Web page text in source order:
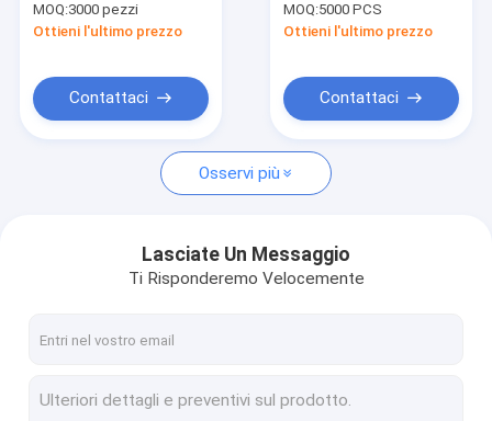
Sacchetti di carta eco
Sacchi di carta di Kraft
Sacchetti di carta personalizzati
Sacchi di carta della maniglia
alimentari Kraft
personalizzate
MOQ:3000 pezzi
Ottieni l'ultimo prezzo
Contattaci
Manicopa igienica
con corda in PP
MOQ:5000 PCS
Ottieni l'ultimo prezzo
Contattaci
Osservi più
Lasciate Un Messaggio
Ti Risponderemo Velocemente